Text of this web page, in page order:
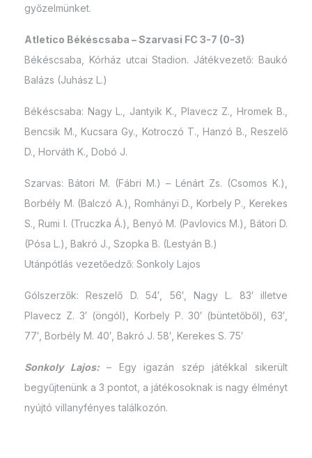
győzelmünket.
Atletico Békéscsaba – Szarvasi FC 3-7 (0-3)
Békéscsaba, Kórház utcai Stadion. Játékvezető: Baukó
Balázs (Juhász L.)
Békéscsaba: Nagy L., Jantyik K., Plavecz Z., Hromek B.,
Bencsik M., Kucsara Gy., Kotroczó T., Hanzó B., Reszelő
D., Horváth K., Dobó J.
Szarvas: Bátori M. (Fábri M.) – Lénárt Zs. (Csomos K.),
Borbély M. (Balczó A.), Romhányi D., Korbely P., Kerekes
S., Rumi I. (Truczka Á.), Benyó M. (Pavlovics M.), Bátori D.
(Pósa L.), Bakró J., Szopka B. (Lestyán B.)
Utánpótlás vezetőedző: Sonkoly Lajos
Gólszerzők: Reszelő D. 54′, 56′, Nagy L. 83′ illetve
Plavecz Z. 3′ (öngól), Korbely P. 30′ (büntetőből), 63′,
77′, Borbély M. 40′, Bakró J. 58′, Kerekes S. 75′
Sonkoly Lajos:– Egy igazán szép játékkal sikerült
begyűjtenünk a 3 pontot, a játékosoknak is nagy élményt
nyújtó villanyfényes találkozón.